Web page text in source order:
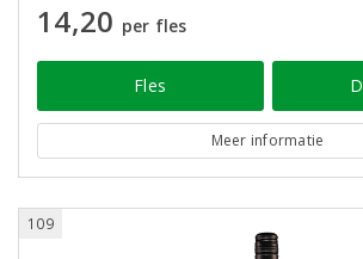
14,20 per fles
Fles
Meer informatie
109